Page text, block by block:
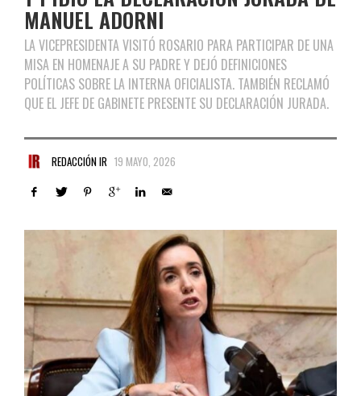
MANUEL ADORNI
LA VICEPRESIDENTA VISITÓ ROSARIO PARA PARTICIPAR DE UNA
MISA EN HOMENAJE A SU PADRE Y DEJÓ DEFINICIONES
POLÍTICAS SOBRE LA INTERNA OFICIALISTA. TAMBIÉN RECLAMÓ
QUE EL JEFE DE GABINETE PRESENTE SU DECLARACIÓN JURADA.
REDACCIÓN IR 19 MAYO, 2026